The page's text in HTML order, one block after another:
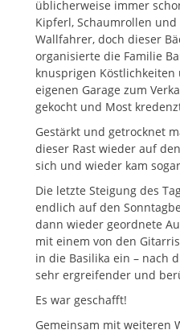
üblicherweise immer
Kipferl, Schaumrollen
Wallfahrer, doch dieser
organisierte die Familie
knusprigen
eigenen Garage zum
gekocht und Most
Gestärkt und getrocknet
dieser Rast wieder auf
sich und wieder kam
Die letzte Steigung des
endlich auf den
dann wieder geordnete
mit einem von den
in die Basilika ein – nach
sehr ergreifender und
Es war geschafft!
Gemeinsam mit weiteren